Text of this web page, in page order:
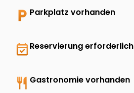
local_parking Parkplatz vorhanden
event_availableReservierung erforderlich
restaurant Gastronomie vorhanden